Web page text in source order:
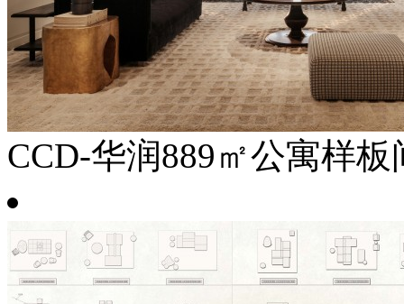
CCD-华润889㎡公寓样板